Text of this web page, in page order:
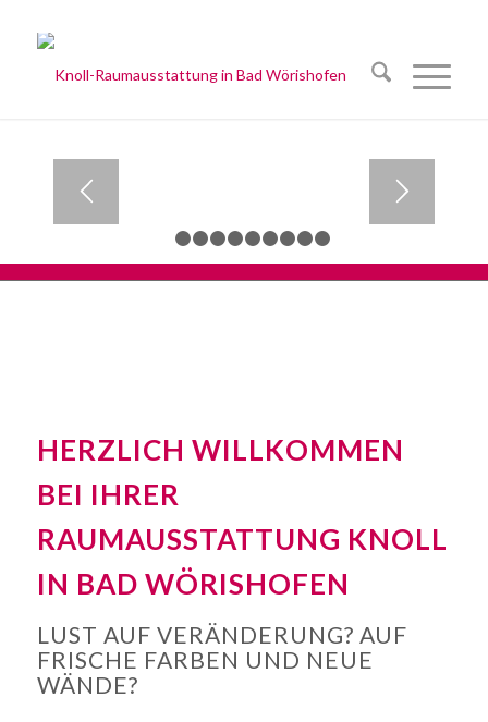
1 2 3 4
HERZLICH WILLKOMMEN
BEI IHRER
RAUMAUSSTATTUNG KNOLL
IN BAD WÖRISHOFEN
LUST AUF VERÄNDERUNG? AUF
FRISCHE FARBEN UND NEUE
WÄNDE?